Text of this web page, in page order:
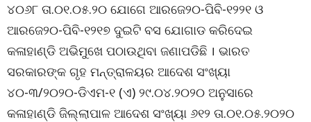
୪୦୬୮ ତା.୦୧.୦୫.୨୦ ଯୋଗେ ଆରଜେ୨୦-ପିବି-୧୨୨୧ ଓ
ଆରଜେ୨୦-ପିବି-୧୨୧୭ ଦୁଇଟି ବସ ଯୋଗାଡ କରିଦେଇ
କଳାହାଣ୍ଡି ଅଭିମୁଖେ ପଠାଉଥିବା ଜଣାପଡିଛି । ଭାରତ
ସରକାରଙ୍କ ଗୃହ ମନ୍ତ୍ରାଳୟର ଆଦେଶ ସଂଖ୍ୟା
୪୦-୩/୨୦୨୦-ଡିଏମ-୧ (ଏ) ୨୯.୦୪.୨୦୨୦ ଅନୁସାରେ
କଳାହାଣ୍ଡି ଜିଲ୍ଲାପାଳ ଆଦେଶ ସଂଖ୍ୟା ୬୧୨ ତା.୦୧.୦୫.୨୦୨୦